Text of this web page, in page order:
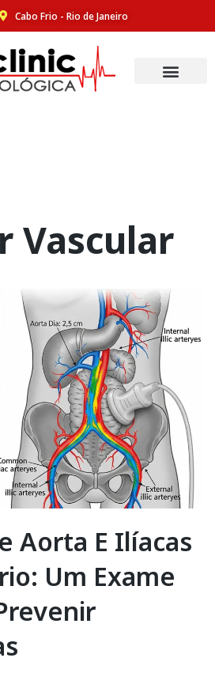
Cabo Frio - Rio de Janeiro
Vascular
Aorta E Ilíacas
Um Exame